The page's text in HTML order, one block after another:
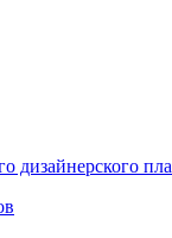
дизайнерского